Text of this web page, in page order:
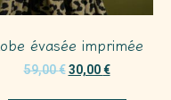
évasée imprimée
59,00€ 30,00€